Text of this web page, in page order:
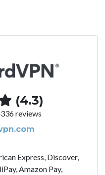
(4.3)
reviews
Express, Discover,
Amazon Pay,